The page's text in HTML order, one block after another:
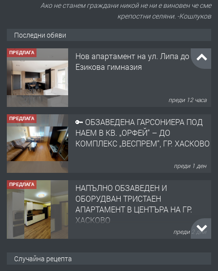
Ако не станем граждани никой не ни е виновен че сме
крепостни селяни. -Кошлуков
Последни обяви
ПРЕДЛАГА
Нов апартамент на ул. Липа до
Езикова гимназия
преди 12 часа
ПРЕДЛАГА
🔑 ОБЗАВЕДЕНА ГАРСОНИЕРА ПОД
НАЕМ В КВ. „ОРФЕЙ“ – ДО
КОМПЛЕКС „ВЕСПРЕМ“, ГР. ХАСКОВО
преди 1 ден
ПРЕДЛАГА
НАПЪЛНО ОБЗАВЕДЕН И
ОБОРУДВАН ТРИСТАЕН
АПАРТАМЕНТ В ЦЕНТЪРА НА ГР.
ХАСКОВО
преди 2 дни
Случайна рецепта